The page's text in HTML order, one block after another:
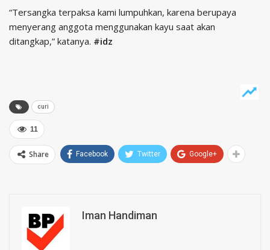
“Tersangka terpaksa kami lumpuhkan, karena berupaya
menyerang anggota menggunakan kayu saat akan
ditangkap,” katanya. #idz
curi
11
Share Facebook Twitter Google+
Iman Handiman